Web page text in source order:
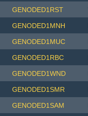
GENODED1RST
GENODED1MNH
GENODED1MUC
GENODED1RBC
GENODED1WND
GENODED1SMR
GENODED1SAM